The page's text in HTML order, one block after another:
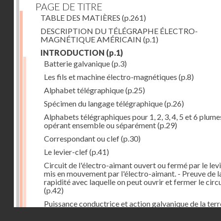
PAGE DE TITRE
TABLE DES MATIÈRES (p.261)
DESCRIPTION DU TÉLÉGRAPHE ÉLECTRO-
MAGNÉTIQUE AMÉRICAIN (p.1)
INTRODUCTION (p.1)
Batterie galvanique(p.3)
Les fils et machine électro-magnétiques (p.8)
Alphabet télégraphique(p.25)
Spécimen du langage télégraphique(p.26)
Alphabets télégraphiques pour 1, 2, 3, 4, 5 et 6
opérant ensemble ou séparément(p.29)
Correspondant ou clef(p.30)
Le levier-clef(p.41)
Circuit de l'électro-aimant ouvert ou fermé par le
mis en mouvement par l'électro-aimant. - Preuve de
rapidité avec laquelle on peut ouvrir et fermer le
(p.42)
Puissance conductrice et action galvanique de la